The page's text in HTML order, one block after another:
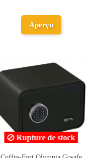
Aperçu
Rupture de stock